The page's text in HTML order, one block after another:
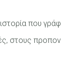
που
στους